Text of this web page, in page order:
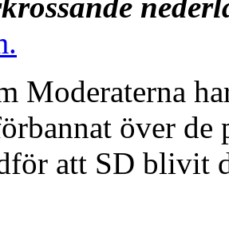
Moderaterna
över
att SD blivit